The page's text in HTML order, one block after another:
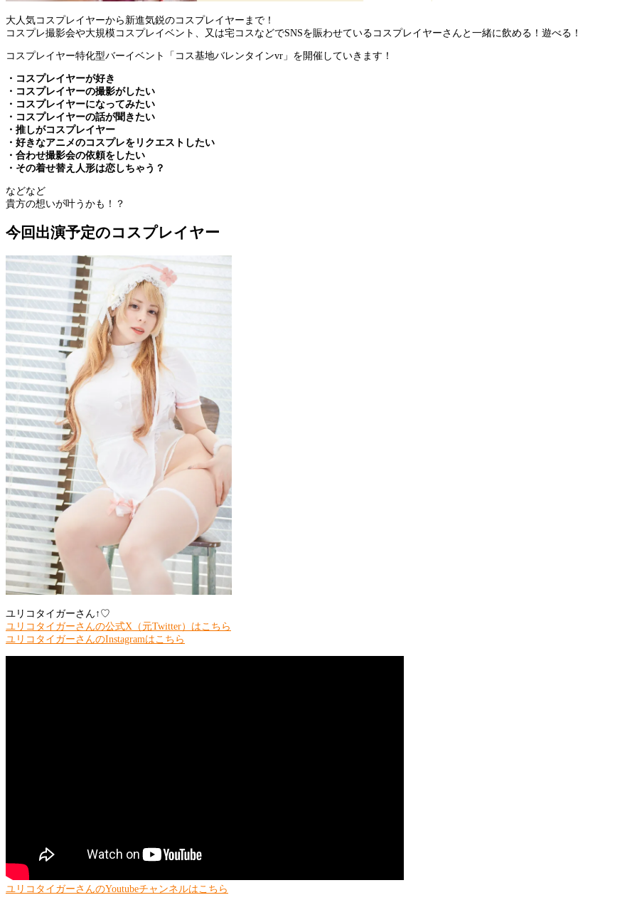
大人気コスプレイヤーから新進気鋭のコスプレイヤーまで！
コスプレ撮影会や大規模コスプレイベント、又は宅コスなどでSNSを賑わせているコスプレイヤーさんと一緒に飲める！遊べる！
コスプレイヤー特化型バーイベント「コス基地バレンタインvr」を開催していきます！
・コスプレイヤーが好き
・コスプレイヤーの撮影がしたい
・コスプレイヤーになってみたい
・コスプレイヤーの話が聞きたい
・推しがコスプレイヤー
・好きなアニメのコスプレをリクエストしたい
・合わせ撮影会の依頼をしたい
・その着せ替え人形は恋しちゃう？
などなど
貴方の想いが叶うかも！？
今回出演予定のコスプレイヤー
ユリコタイガーさん↑♡
ユリコタイガーさんの公式X（元Twitter）はこちら
ユリコタイガーさんのInstagramはこちら
ユリコタイガーさんのYoutubeチャンネルはこちら